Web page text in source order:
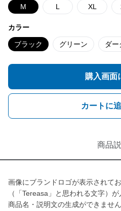
M L XL
カラー
ブラック グリーン ダー
購入画面
カートに
商品
画像にブランドロゴが表示されて
（「Tereasa」と思われる文字）
商品名・説明文の生成ができません